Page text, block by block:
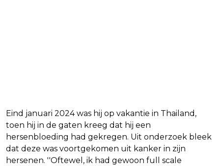
Eind januari 2024 was hij op vakantie in Thailand,
toen hij in de gaten kreeg dat hij een
hersenbloeding had gekregen. Uit onderzoek bleek
dat deze was voortgekomen uit kanker in zijn
hersenen. ''Oftewel, ik had gewoon full scale